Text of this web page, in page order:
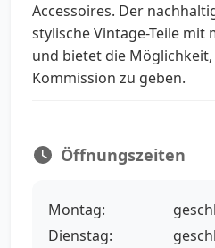
Accessoires. Der
stylische Vintage-Teile mit
und bietet die
Kommission zu geben.
Öffnungszeiten
Montag:
Dienstag: